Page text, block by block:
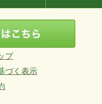
プ
づく表示